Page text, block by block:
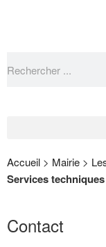
Accueil > Mairie >
Services techniques
Contact